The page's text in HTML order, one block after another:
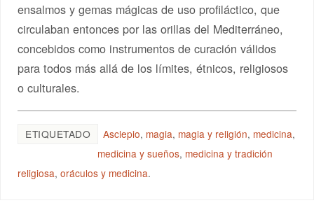
ensalmos y gemas mágicas de uso profiláctico, que
circulaban entonces por las orillas del Mediterráneo,
concebidos como instrumentos de curación válidos
para todos más allá de los límites, étnicos, religiosos
o culturales.
ETIQUETADO Asclepio, magia, magia y religión, medicina,
medicina y sueños, medicina y tradición
religiosa,oráculos y medicina.